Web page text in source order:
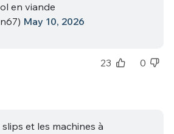
en viande
May 10, 2026
23 0
et les machines à